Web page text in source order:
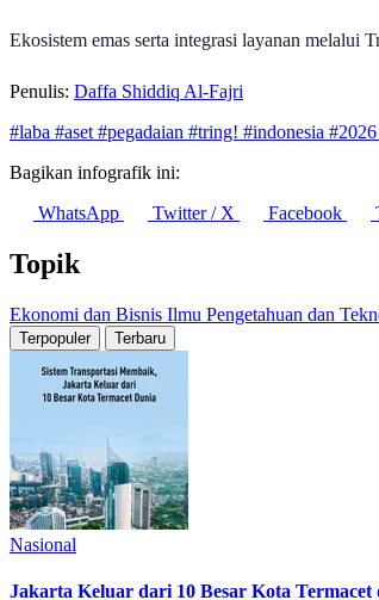
Ekosistem emas serta integrasi layanan melalui
Penulis: Daffa Shiddiq Al-Fajri
#laba #aset #pegadaian #tring! #indonesia #2026
Bagikan infografik ini:
WhatsApp
Twitter / X Facebook
Topik
Ekonomi dan Bisnis Ilmu Pengetahuan dan
Terpopuler Terbaru
Nasional
Jakarta Keluar dari 10 Besar Kota Termacet